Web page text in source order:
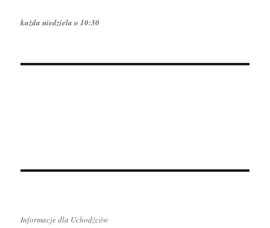
każda niedziela o 10:30
Informacje dla Uchodźców